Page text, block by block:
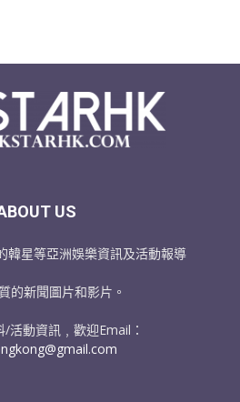
US
韓星等亞洲娛樂資訊及活動報導
的新聞圖片和影片。
活動資訊﹐歡迎Email：